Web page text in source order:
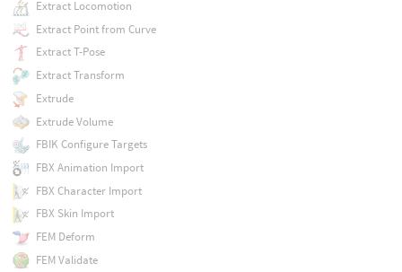
Extract Locomotion
Extract Point from Curve
Extract T-Pose
Extract Transform
Extrude
Extrude Volume
FBIK Configure Targets
FBX Animation Import
FBX Character Import
FBX Skin Import
FEM Deform
FEM Validate